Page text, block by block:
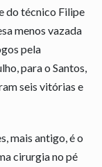
do técnico Filipe
menos vazada
pela
para o Santos,
seis vitórias e
mais antigo, é o
cirurgia no pé